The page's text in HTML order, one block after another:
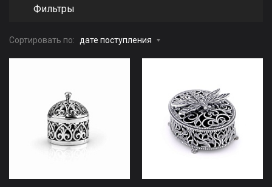
Фильтры
Сортировать по: дате поступления